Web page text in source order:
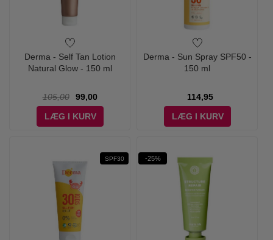
Derma - Self Tan Lotion
Natural Glow - 150 ml
105,00
99,00
LÆG I KURV
Derma - Sun Spray SPF50 -
150 ml
114,95
LÆG I KURV
SPF30 -25%